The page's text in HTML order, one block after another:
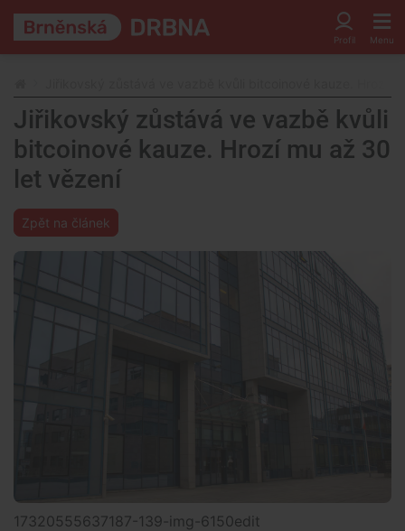
Jiřikovský zůstává ve vazbě kvůli
bitcoinové kauze. Hrozí mu až 30
let vězení
Zpět na článek
17320555637187-139-img-6150edit